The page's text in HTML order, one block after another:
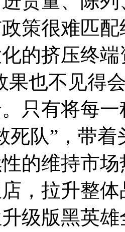
策很难匹
的挤压终
果也不见得
只有将每
死队”，带
的维持市
，拉升整
级版黑英